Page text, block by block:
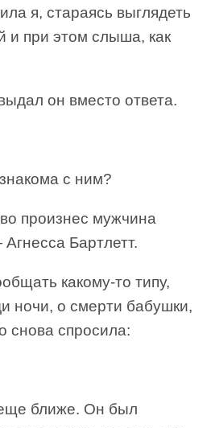
я, стараясь выглядеть
и при этом слыша, как
он вместо ответа.
с ним?
произнес мужчина
Бартлетт.
какому-то типу,
ночи, о смерти бабушки,
снова спросила:
ближе. Он был